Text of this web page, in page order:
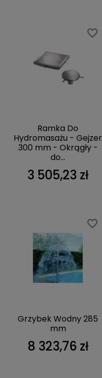
favorite_border
Ramka Do
Hydromasażu - Gejzer
300 mm - Okrągły -
do...
3 505,23 zł
favorite_border
Grzybek Wodny 285
mm
8 323,76 zł